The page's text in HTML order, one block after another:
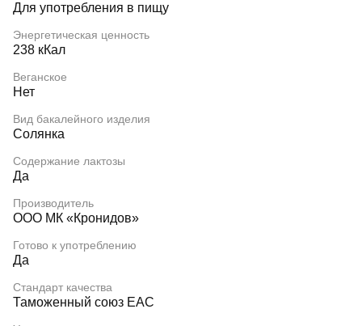
Для употребления в пищу
Энергетическая ценность
238 кКал
Веганское
Нет
Вид бакалейного изделия
Солянка
Содержание лактозы
Да
Производитель
ООО МК «Кронидов»
Готово к употреблению
Да
Стандарт качества
Таможенный союз EAC